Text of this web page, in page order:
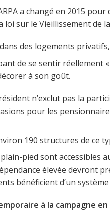
a changé en 2015
sur le Vieillissement de
des logements
de se sentir réellement
à son goût.
n’exclut pas la
pour les
190 structures de ce
pied sont accessibles
élevée devront
bénéficient d’un
à la campagne en